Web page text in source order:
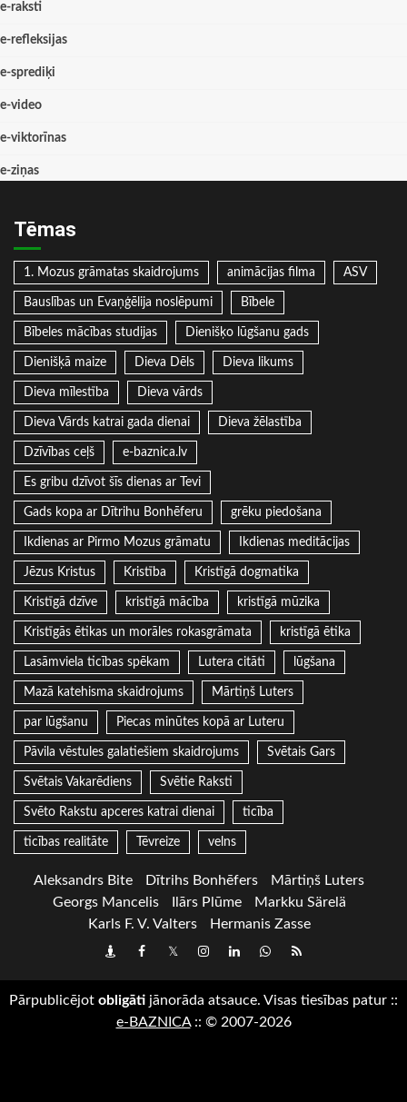
e-raksti
e-refleksijas
e-sprediķi
e-video
e-viktorīnas
e-ziņas
Tēmas
1. Mozus grāmatas skaidrojums animācijas filma ASV
Bauslības un Evaņģēlija noslēpumi Bībele
Bībeles mācības studijas Dienišķo lūgšanu gads
Dienišķā maize Dieva Dēls Dieva likums
Dieva mīlestība Dieva vārds
Dieva Vārds katrai gada dienai Dieva žēlastība
Dzīvības ceļš e-baznica.lv
Es gribu dzīvot šīs dienas ar Tevi
Gads kopa ar Dītrihu Bonhēferu grēku piedošana
Ikdienas ar Pirmo Mozus grāmatu Ikdienas meditācijas
Jēzus Kristus Kristība Kristīgā dogmatika
Kristīgā dzīve kristīgā mācība kristīgā mūzika
Kristīgās ētikas un morāles rokasgrāmata kristīgā ētika
Lasāmviela ticības spēkam Lutera citāti lūgšana
Mazā katehisma skaidrojums Mārtiņš Luters
par lūgšanu Piecas minūtes kopā ar Luteru
Pāvila vēstules galatiešiem skaidrojums Svētais Gars
Svētais Vakarēdiens Svētie Raksti
Svēto Rakstu apceres katrai dienai ticība
ticības realitāte Tēvreize velns
Aleksandrs Bite Dītrihs Bonhēfers
Mārtiņš Luters
Georgs Mancelis
Ilārs Plūme
Markku Särelä
Karls F. V. Valters
Hermanis Zasse
DraugiemFacebook
TwitterInstagram
LinkedInwhatsapp
RSS
Pārpublicējot obligāti jānorāda atsauce. Visas tiesības patur ::
e-BAZNICA:: © 2007-2026